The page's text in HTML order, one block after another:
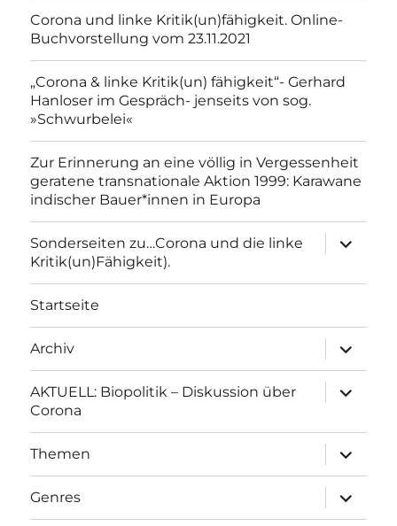
Corona und linke Kritik(un)fähigkeit. Online-
Buchvorstellung vom 23.11.2021
„Corona & linke Kritik(un) fähigkeit“- Gerhard
Hanloser im Gespräch- jenseits von sog.
»Schwurbelei«
Zur Erinnerung an eine völlig in Vergessenheit
geratene transnationale Aktion 1999: Karawane
indischer Bauer*innen in Europa
Sonderseiten zu…Corona und die linke
Kritik(un)Fähigkeit).
anzeigen
Startseite
Archiv
anzeigen
AKTUELL: Biopolitik – Diskussion über
Corona
anzeigen
Themen
anzeigen
Genres
anzeigen